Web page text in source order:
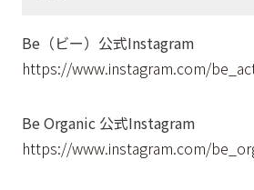
Be（ビー）公式Instagram
https://www.instagram.com/
Be Organic 公式Instagram
https://www.instagram.com/